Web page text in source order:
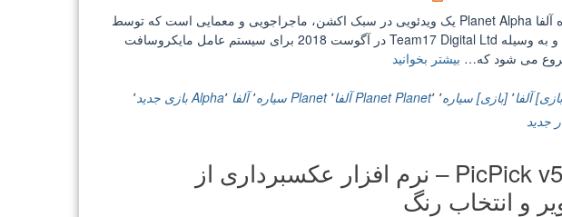
اندروید”
[بازی] دانلود Planet Alpha – بازی سیاره آلفا Planet Alpha یک ویدئویی در سبک اکشن، ماجراجویی و معمایی است که توسط
شرکت Planet Alpha ApS توسعه یافته و به وسیله Team17 Digital Ltd در آگوست 2018 برای سیستم عامل مایکروسافت
می شود که… بیشتر بخوانید
Planet
سیاره
آلفا٬ [بازی] سیاره٬ Planet٬ Planet آلفا ٬ Planet سیاره ٬ آلفا Alpha ٬ بازی جدید٬
جدید
[نرم افزار] دانلود PicPick v5.0.2 – نرم افزار عکسبرداری از
و انتخاب رنگ